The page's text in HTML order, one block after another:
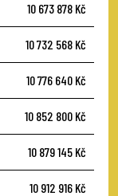
10 673 878 Kč
10 732 568 Kč
10 776 640 Kč
10 852 800 Kč
10 879 145 Kč
10 912 916 Kč